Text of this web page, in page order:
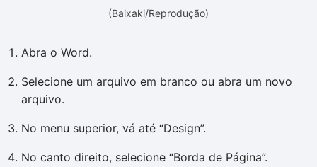
(Baixaki/Reprodução)
Abra o Word.
Selecione um arquivo em branco ou abra um novo
arquivo.
No menu superior, vá até “Design”.
No canto direito, selecione “Borda de Página”.